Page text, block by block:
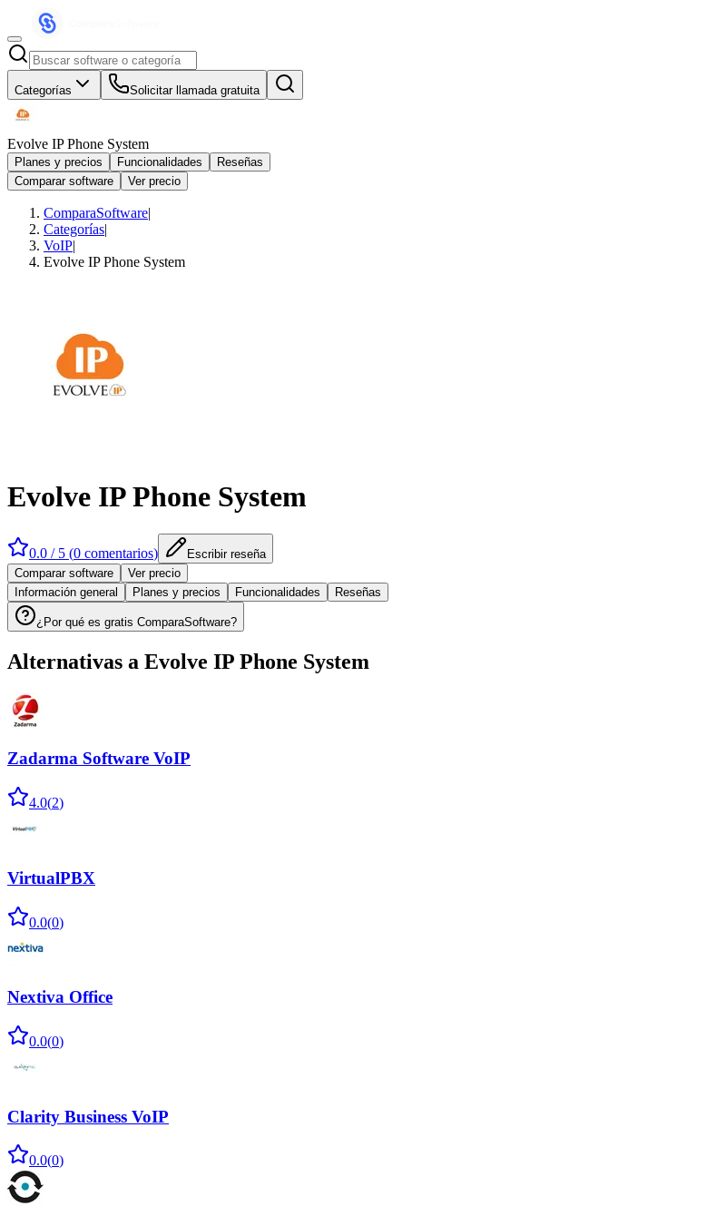
Categorías Solicitar llamada gratuita
Evolve IP Phone System
Planes y precios Funcionalidades
Reseñas
Comparar software
Ver precio
ComparaSoftware|
Categorías|
VoIP|
Evolve IP Phone System
Evolve IP Phone System
0.0 / 5 (0 comentarios)
Escribir reseña
Comparar software
Ver precio
Información general
Planes y precios Funcionalidades Reseñas
¿Por qué es gratis ComparaSoftware?
Alternativas a Evolve IP Phone System
Zadarma Software VoIP
4.0(2)
VirtualPBX
0.0(0)
Nextiva Office
0.0(0)
Clarity Business VoIP
0.0(0)